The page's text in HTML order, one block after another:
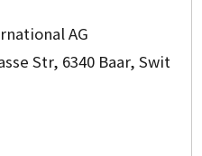
AG
Str, 6340 Baar, Swit